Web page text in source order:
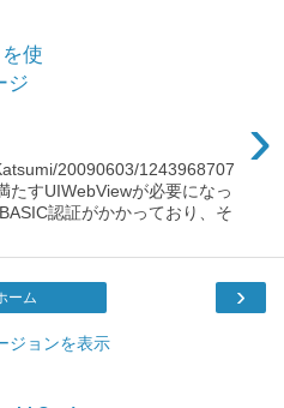
使
ジ
›
20090603/1243968707
たすUIWebViewが必要になっ
認証がかかっており、そ
›
ーム
ジョンを表示